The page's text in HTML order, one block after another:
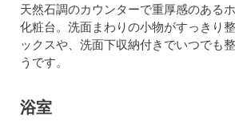
天然石調のカウンターで重厚感のある
化粧台。洗面まわりの小物がすっきり
ックスや、洗面下収納付きでいつでも
うです。
浴室